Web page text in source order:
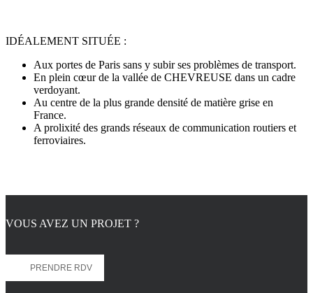
IDÉALEMENT SITUÉE :
Aux portes de Paris sans y subir ses problèmes de transport.
En plein cœur de la vallée de CHEVREUSE dans un cadre
verdoyant.
Au centre de la plus grande densité de matière grise en
France.
A prolixité des grands réseaux de communication routiers et
ferroviaires.
VOUS AVEZ UN PROJET ?
PRENDRE RDV